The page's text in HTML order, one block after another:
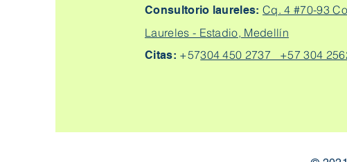
Consultorio laureles:Cq. 4 #70-93
Laureles - Estadio, Medellín
Citas: +57304 450 2737 +57 304